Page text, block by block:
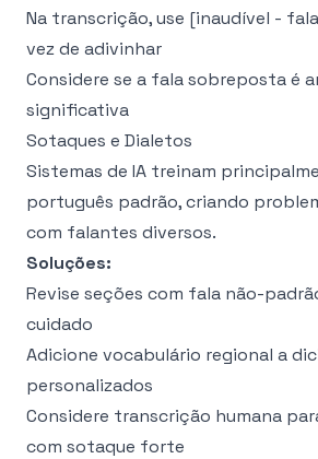
Na transcrição, use [inaudível -
vez de adivinhar
Considere se a fala sobreposta é
significativa
Sotaques e Dialetos
Sistemas de IA treinam
português padrão, criando
com falantes diversos.
Soluções:
Revise seções com fala não-
cuidado
Adicione vocabulário regional a
personalizados
Considere transcrição humana
com sotaque forte